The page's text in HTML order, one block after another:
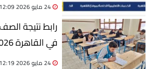
24 مايو 2026 12:09 م
رابط نتيجة
في القاهرة 2026.. الترم الثاني
24 مايو 2026 12:19 م